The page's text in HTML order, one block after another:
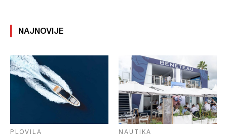
NAJNOVIJE
PLOVILA NAUTIKA